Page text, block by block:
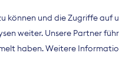
(BDZV) vertritt
und digitalen
und die Zugriffe auf
weiter. Unsere Partner
haben. Weitere